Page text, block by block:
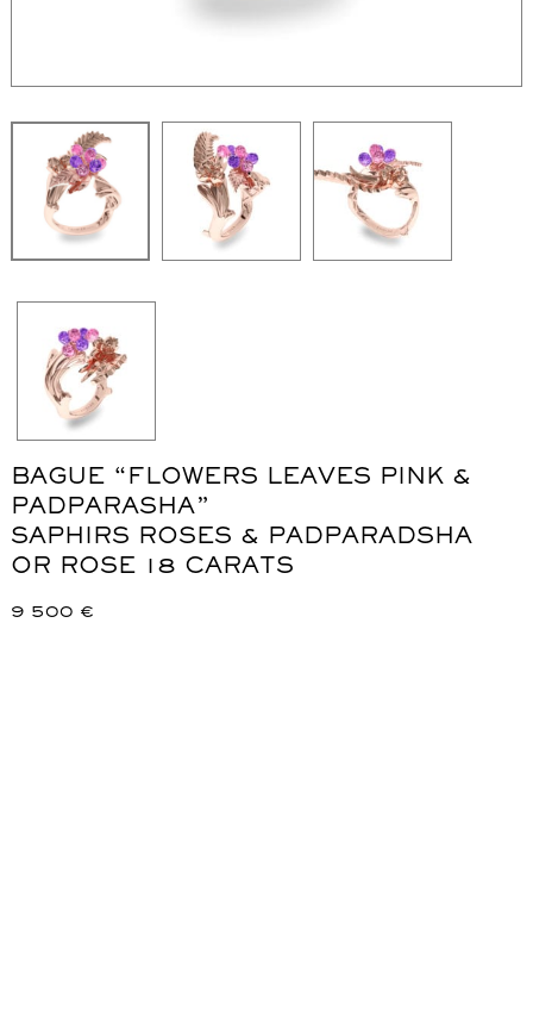
Collier "Oméga"
BAGUE “FLOWERS LEAVES PINK &
PADPARASHA”
SAPHIRS ROSES & PADPARADSHA
OR ROSE 18 CARATS
9 500 €